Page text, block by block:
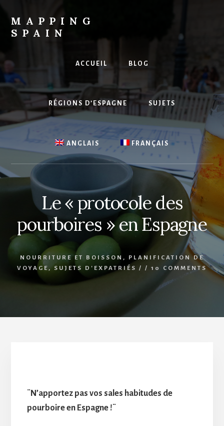
content
MAPPING
SPAIN
ACCUEIL BLOG
RÉGIONS D’ESPAGNE SUJETS
ANGLAIS FRANÇAIS
Le « protocole des
pourboires » en Espagne
NOURRITURE ET BOISSON , PLANIFICATION DE
VOYAGE, SUJETS D'EXPATRIÉS / / 10 COMMENTS
¨N’apportez pas vos sales habitudes de
pourboire en Espagne !¨